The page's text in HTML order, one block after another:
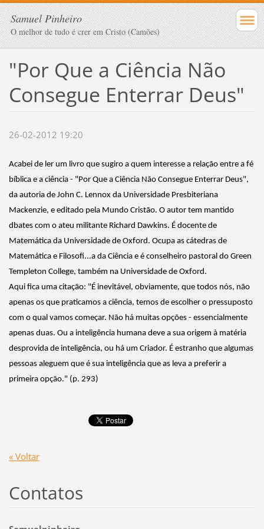
Samuel Pinheiro
O melhor de tudo é crer em Cristo (Camões)
"Por Que a Ciência Não
Consegue Enterrar Deus"
26-02-2012 19:20
Acabei de ler um livro que sugiro a quem interesse a relação entre a fé
bíblica e a ciência - "Por Que a Ciência Não Consegue Enterrar Deus",
da autoria de John C. Lennox da Universidade Presbiteriana
Mackenzie, e editado pela Mundo Cristão. O autor tem mantido
dbates com o ateu militante Richard Dawkins. É docente de
Matemática da Universidade de Oxford. Ocupa as cátedras de
Matemática e Filosofi...a da Ciência e é conselheiro pastoral do Green
Templeton College, também na Universidade de Oxford.
Aqui fica uma citação: "É inevitável, obviamente, que todos nós, não
apenas os que praticamos a ciência, temos de escolher o pressuposto
com o qual vamos começar. Não há muitas opções - essencialmente
apenas duas. Ou a inteligência humana deve a sua origem à matéria
desprovida de inteligência, ou há um Criador. É estranho que algumas
pessoas aleguem que é sua inteligência que as leva a preferir a
primeira opção." (p. 293)
« Voltar
Contatos